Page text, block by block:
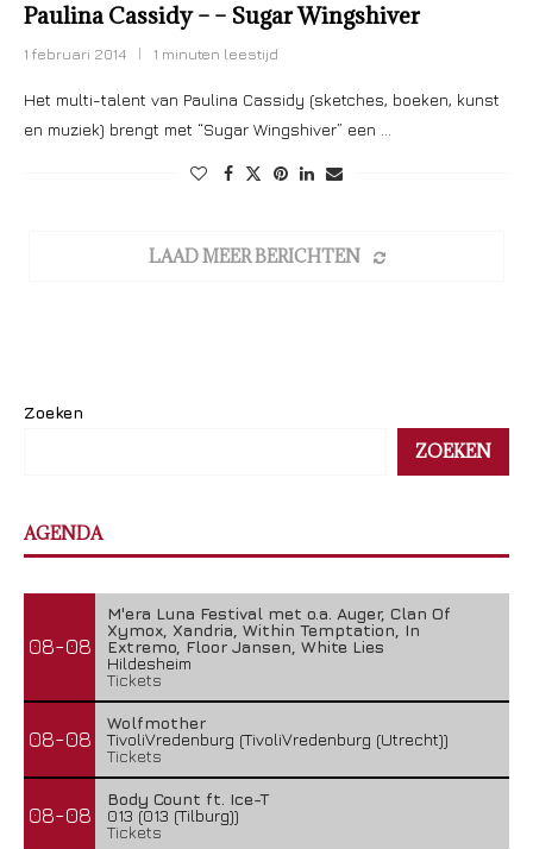
Paulina Cassidy – – Sugar Wingshiver
1 februari 2014 1 minuten leestijd
Het multi-talent van Paulina Cassidy (sketches, boeken, kunst
en muziek) brengt met “Sugar Wingshiver” een …
LAAD MEER BERICHTEN
Zoeken
ZOEKEN
AGENDA
08-08
M'era Luna Festival met o.a. Auger, Clan Of
Xymox, Xandria, Within Temptation, In
Extremo, Floor Jansen, White Lies
Hildesheim
Tickets
08-08
Wolfmother
TivoliVredenburg (TivoliVredenburg (Utrecht))
Tickets
08-08
Body Count ft. Ice-T
013 (013 (Tilburg))
Tickets